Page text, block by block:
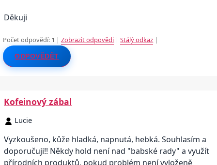
Děkuji
Počet odpovědí: 1 |Zobrazit odpovědi |Stálý odkaz |
ODPOVĚDĚT
Kofeinový zábal
Lucie
Vyzkoušeno, kůže hladká, napnutá, hebká. Souhlasím a
doporučuji!! Někdy hold není nad "babské rady" a využít
přírodních produktů, pokud problém není vyloženě